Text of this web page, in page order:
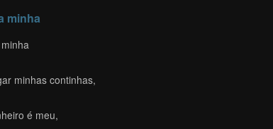
minha
minhas continhas,
é meu,